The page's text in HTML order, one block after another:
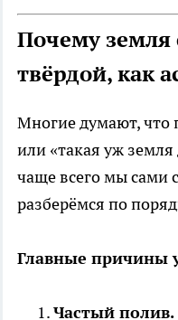
Почему земля
твёрдой, как
Многие думают, что
или «такая уж земля
чаще всего мы сами
разберёмся по
Главные причины
Частый полив.